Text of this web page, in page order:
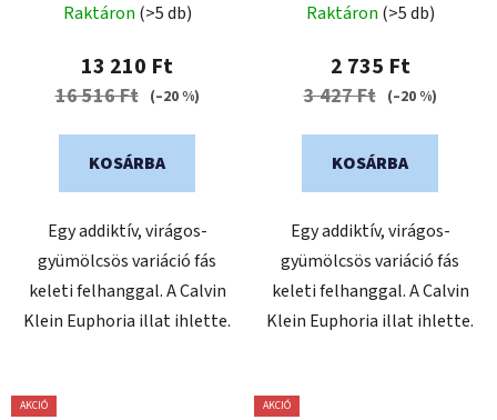
Raktáron (>5 db)
13 210 Ft
16 516 Ft (–20 %)
KOSÁRBA
Egy addiktív, virágos-
gyümölcsös variáció fás
keleti felhanggal. A Calvin
Klein Euphoria illat ihlette.
Raktáron (>5 db)
2 735 Ft
3 427 Ft (–20 %)
KOSÁRBA
Egy addiktív, virágos-
gyümölcsös variáció fás
keleti felhanggal. A Calvin
Klein Euphoria illat ihlette.
AKCIÓ
AKCIÓ